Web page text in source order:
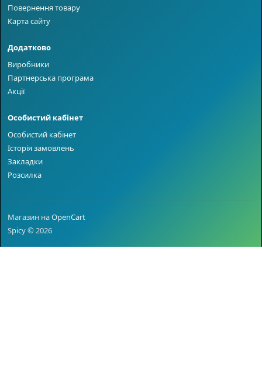
Повернення товару
Карта сайту
Додатково
Виробники
Партнерська програма
Акції
Особистий кабінет
Особистий кабінет
Історія замовлень
Закладки
Розсилка
Магазин наOpenCart
Spicy © 2026